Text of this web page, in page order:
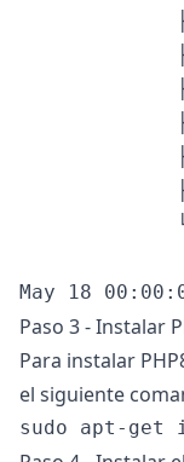
Paso 3 - Instalar
Para instalar
el siguiente